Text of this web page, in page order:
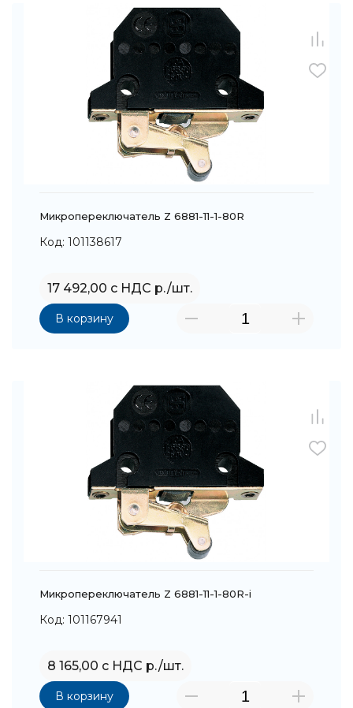
Микропереключатель Z 6881-11-1-80R
Код: 101138617
17 492,00 с НДС р./шт.
В корзину
Микропереключатель Z 6881-11-1-80R-i
Код: 101167941
8 165,00 с НДС р./шт.
В корзину